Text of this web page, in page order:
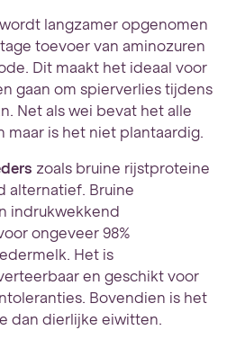
wordt langzamer opgenomen
toevoer van aminozuren
Dit maakt het ideaal voor
gaan om spierverlies tijdens
Net als wei bevat het alle
maar is het niet plantaardig.
zoals bruine rijstproteine
alternatief. Bruine
indrukwekkend
ongeveer 98%
Het is
en geschikt voor
Bovendien is het
dan dierlijke eiwitten.